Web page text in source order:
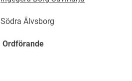
Södra Älvsborg
Ordförande